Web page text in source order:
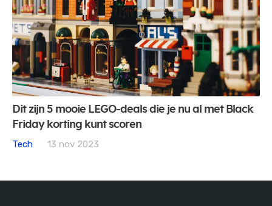
Dit zijn 5 mooie LEGO-deals die je nu al met Black
Friday korting kunt scoren
Tech
13 nov 2023